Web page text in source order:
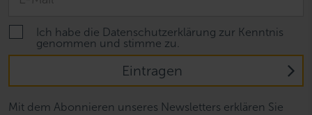
Ich habe die Datenschutzerklärung zur Kenntnis
genommen und stimme zu.
Eintragen
Mit dem Abonnieren unseres Newsletters erklären Sie